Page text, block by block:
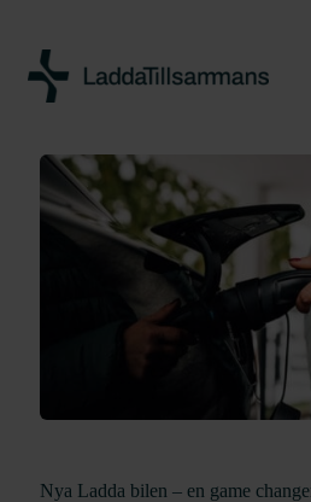
Nya Ladda bilen – en game